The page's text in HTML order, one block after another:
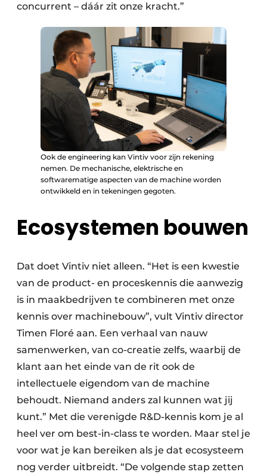
concurrent – dáár zit onze kracht.”
Ook de engineering kan Vintiv voor zijn rekening
nemen. De mechanische, elektrische en
softwarematige aspecten van de machine worden
ontwikkeld en in tekeningen gegoten.
Ecosystemen bouwen
Dat doet Vintiv niet alleen. “Het is een kwestie
van de product- en proceskennis die aanwezig
is in maakbedrijven te combineren met onze
kennis over machinebouw”, vult Vintiv director
Timen Floré aan. Een verhaal van nauw
samenwerken, van co-creatie zelfs, waarbij de
klant aan het einde van de rit ook de
intellectuele eigendom van de machine
behoudt. Niemand anders zal kunnen wat jij
kunt.” Met die verenigde R&D-kennis kom je al
heel ver om best-in-class te worden. Maar stel je
voor wat je kan bereiken als je dat ecosysteem
nog verder uitbreidt. “De volgende stap zetten